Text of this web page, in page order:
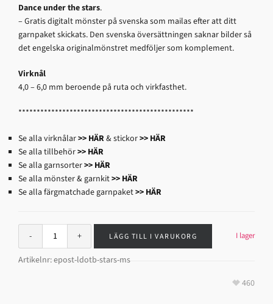
Dance under the stars.
– Gratis digitalt mönster på svenska som mailas efter att ditt
garnpaket skickats. Den svenska översättningen saknar bilder så
det engelska originalmönstret medföljer som komplement.
Virknål
4,0 – 6,0 mm beroende på ruta och virkfasthet.
************************************************
Se alla virknålar>> HÄR & stickor>> HÄR
Se alla tillbehör>> HÄR
Se alla garnsorter>> HÄR
Se alla mönster & garnkit>> HÄR
Se alla färgmatchade garnpaket>> HÄR
I lager
LÄGG TILL I VARUKORG
Artikelnr:epost-ldotb-stars-ms
460